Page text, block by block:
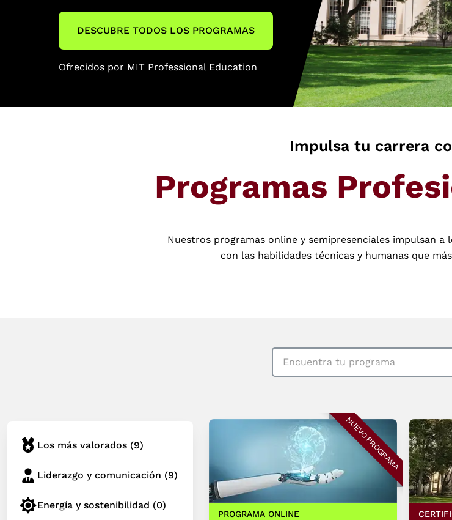
DESCUBRE TODOS LOS PROGRAMAS
Ofrecidos por MIT Professional Education
Impulsa tu carrera
Programas
Nuestros programas online y semipresenciales impulsan
con las habilidades técnicas y humanas que
Los más valorados (9)
Liderazgo y comunicación (9)
Energía y sostenibilidad (0)
NUEVO PROGRAMA
PROGRAMA ONLINE